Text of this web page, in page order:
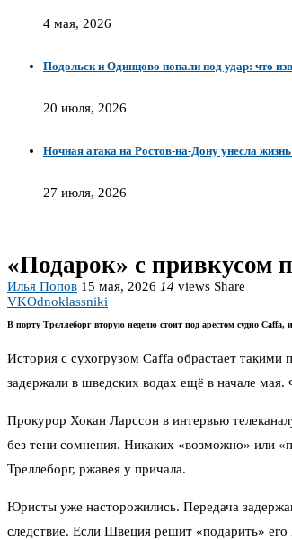
4 мая, 2026
Подольск и Одинцово попали под удар: что
20 июля, 2026
Ночная атака на Ростов-на-Дону унесла
27 июля, 2026
«Подарок» с привкусом
Илья Попов 15 мая, 2026 14 views Share
VKOdnoklassniki
В порту Треллеборг вторую неделю стоит под арестом судно
История с сухогрузом Caffa обрастает
задержали в шведских водах ещё в начале
Прокурор Хокан Ларссон в интервью
без тени сомнения. Никаких «возможно» или
Треллеборг, ржавея у причала.
Юристы уже насторожились. Передача
следствие. Если Швеция решит «подарить»